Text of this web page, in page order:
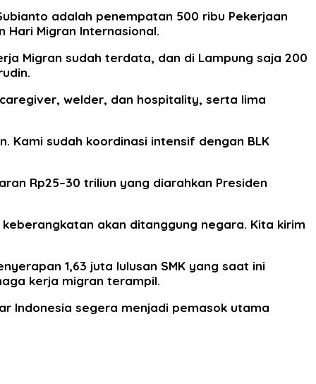
adalah penempatan 500 ribu Pekerjaan
Migran Internasional.
Migran sudah terdata, dan di Lampung saja 200
welder, dan hospitality, serta lima
Kami sudah koordinasi intensif dengan BLK
Rp25–30 triliun yang diarahkan Presiden
akan ditanggung negara. Kita kirim
1,63 juta lulusan SMK yang saat ini
kerja migran terampil.
Indonesia segera menjadi pemasok utama